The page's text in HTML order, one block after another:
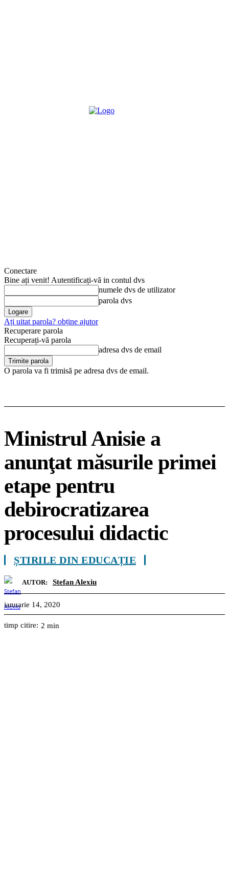
Conectare
Bine ați venit! Autentificați-vă in contul dvs
numele dvs de utilizator
parola dvs
Ați uitat parola? obține ajutor
Recuperare parola
Recuperați-vă parola
adresa dvs de email
O parola va fi trimisă pe adresa dvs de email.
Ministrul Anisie a
anunţat măsurile primei
etape pentru
debirocratizarea
procesului didactic
ȘTIRILE DIN EDUCAȚIE
AUTOR: Stefan Alexiu
ianuarie 14, 2020
timp citire: 2 min